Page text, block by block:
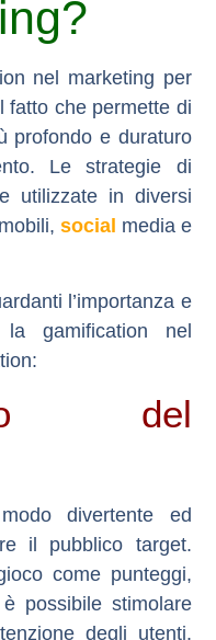
nel marketing per
fatto che permette di
profondo e duraturo
Le strategie di
utilizzate in diversi
social media e
l’importanza e
gamification nel
del
divertente ed
il pubblico target.
come punteggi,
possibile stimolare
degli utenti.